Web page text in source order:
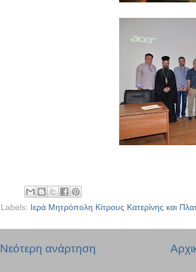
Labels: Ιερά Μητρόπολη Κίτρους Κατερίνης και
Νεότερη ανάρτηση